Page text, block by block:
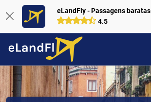
eLandFly - Passagens baratas
4.5